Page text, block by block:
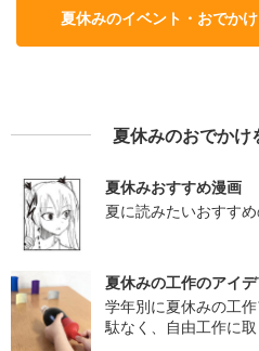
夏休みのイベント・おでか
夏休みのおでかけ
夏休みおすすめ漫画
夏に読みたいおすす
夏休みの工作のアイ
学年別に夏休みの工
駄なく、自由工作に取